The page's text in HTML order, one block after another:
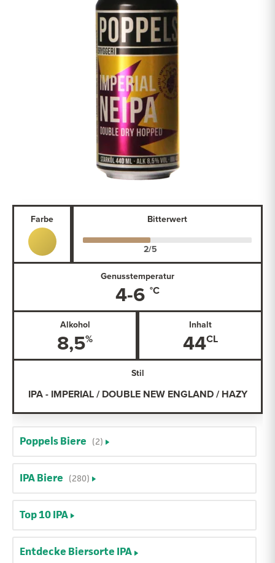
Farbe Bitterwert
Genusstemperatur
4-6
Alkohol
8,5
Inhalt
44
Stil
IPA - IMPERIAL / DOUBLE NEW ENGLAND / HAZY
Poppels Biere (2)
IPA Biere (280)
Top 10 IPA
Entdecke Biersorte IPA